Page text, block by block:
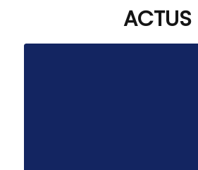
ACTUS